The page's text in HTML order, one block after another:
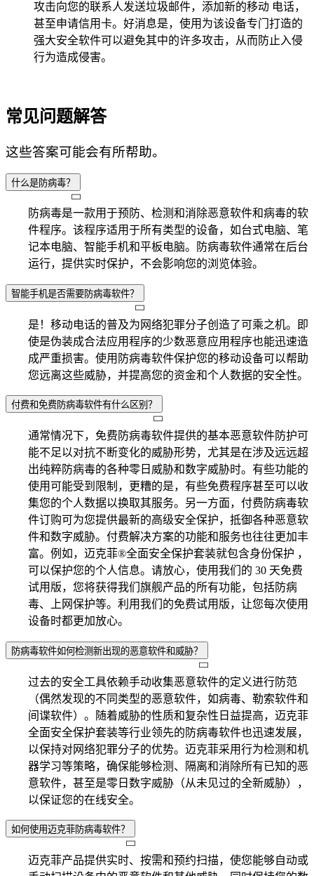
攻击向您的联系人发送垃圾邮件，添加新的移动 电话，
甚至申请信用卡。好消息是，使用为该设备专门打造的
强大安全软件可以避免其中的许多攻击，从而防止入侵
行为造成侵害。
常见问题解答
这些答案可能会有所帮助。
什么是防病毒？
防病毒是一款用于预防、检测和消除恶意软件和病毒的软
件程序。该程序适用于所有类型的设备，如台式电脑、笔
记本电脑、智能手机和平板电脑。防病毒软件通常在后台
运行，提供实时保护，不会影响您的浏览体验。
智能手机是否需要防病毒软件？
是！移动电话的普及为网络犯罪分子创造了可乘之机。即
使是伪装成合法应用程序的少数恶意应用程序也能迅速造
成严重损害。使用防病毒软件保护您的移动设备可以帮助
您远离这些威胁，并提高您的资金和个人数据的安全性。
付费和免费防病毒软件有什么区别？
通常情况下，免费防病毒软件提供的基本恶意软件防护可
能不足以对抗不断变化的威胁形势，尤其是在涉及远远超
出纯粹防病毒的各种零日威胁和数字威胁时。有些功能的
使用可能受到限制，更糟的是，有些免费程序甚至可以收
集您的个人数据以换取其服务。另一方面，付费防病毒软
件订购可为您提供最新的高级安全保护，抵御各种恶意软
件和数字威胁。付费解决方案的功能和服务也往往更加丰
富。例如，迈克菲®全面安全保护套装就包含身份保护 ，
可以保护您的个人信息。请放心，使用我们的 30 天免费
试用版，您将获得我们旗舰产品的所有功能，包括防病
毒、上网保护等。利用我们的免费试用版，让您每次使用
设备时都更加放心。
防病毒软件如何检测新出现的恶意软件和威胁？
过去的安全工具依赖手动收集恶意软件的定义进行防范
（偶然发现的不同类型的恶意软件，如病毒、勒索软件和
间谍软件）。随着威胁的性质和复杂性日益提高，迈克菲
全面安全保护套装等行业领先的防病毒软件也迅速发展，
以保持对网络犯罪分子的优势。迈克菲采用行为检测和机
器学习等策略，确保能够检测、隔离和消除所有已知的恶
意软件，甚至是零日数字威胁（从未见过的全新威胁），
以保证您的在线安全。
如何使用迈克菲防病毒软件？
迈克菲产品提供实时、按需和预约扫描，使您能够自动或